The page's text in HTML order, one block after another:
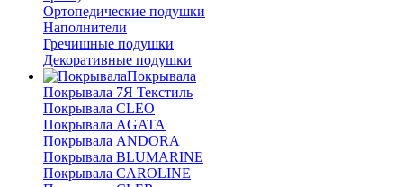
Ортопедические подушки
Наполнители
Гречишные подушки
Декоративные подушки
Покрывала
Покрывала 7Я Текстиль
Покрывала CLEO
Покрывала AGATA
Покрывала ANDORA
Покрывала BLUMARINE
Покрывала CAROLINE